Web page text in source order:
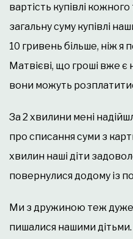
вартість купівлі
загальну суму купівлі
10 гривень більше, ніж я
Матвієві, що гроші вже є
вони можуть
За 2 хвилини мені
про списання суми з
хвилин наші діти
повернулися додому із
Ми з дружиною теж дуже
пишалися нашими